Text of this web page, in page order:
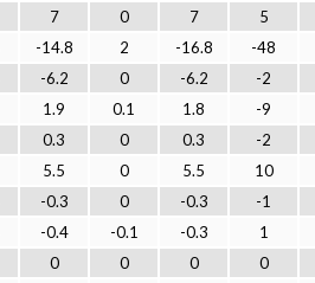
7 0 7
5
-14.8 2 -16.8
-48
-6.2 0 -6.2
-2
1.9 0.1 1.8
-9
0.3 0 0.3
-2
5.5 0 5.5
10
-0.3 0 -0.3
-1
-0.4 -0.1 -0.3
1
0 0 0
0